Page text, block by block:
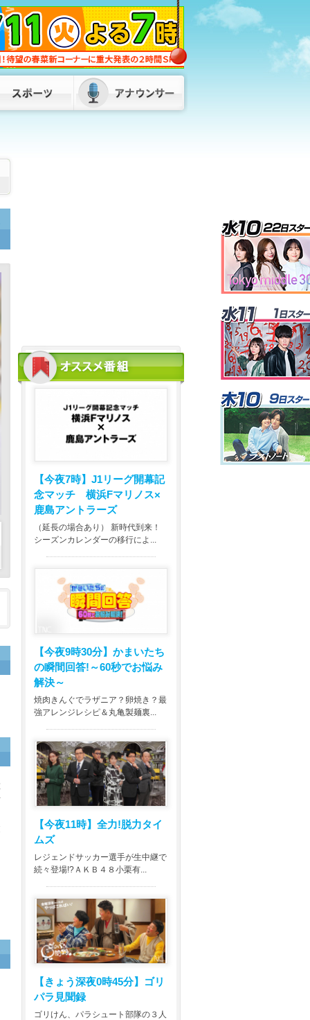
名刺代わりに”自分の顔”チョコ 人気
「ネジチョコ」の会社が新たに開発
「顔も覚えてもらい食べてもらえる」
すでに多くの企業から注文 福岡・北九
州市 2026/08/07 16:00
【一覧】お盆の高速道路の渋滞予測を見
直し 地震による通行止めで東九州道・
【今夜7時】 J1リーグ開幕記
念マッチ 横浜Fマリノス×
鹿島アントラーズ
（延長の場合あり） 新時代到来！
シーズンカレンダーの移行によ...
【今夜9時30分】 かまいたち
の瞬間回答!～60秒でお悩み
解決～
焼肉きんぐでラザニア？卵焼き？最
強アレンジレシピ＆丸亀製麺裏...
【今夜11時】 全力!脱力タイ
ムズ
レジェンドサッカー選手が生中継で
続々登場!?ＡＫＢ４８小栗有...
【きょう深夜0時45分】
ゴリ
パラ見聞録
ゴリけん、パラシュート部隊の３人